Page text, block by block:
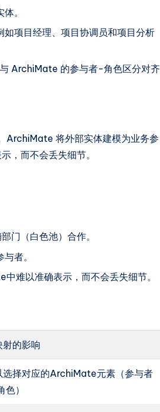
。
项目经理、项目协调员和项目分析
ArchiMate 的参与者-角色区分对齐
ArchiMate 将外部实体建模为业务参
，而不会丢失细节。
门（白色池）合作。
者。
难以准确表示，而不会丢失细节。
射的影响
选择对应的ArchiMate元素（参与者
色）